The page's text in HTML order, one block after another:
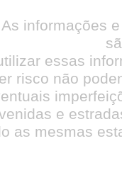
As informações
essas
risco não
e
as mesmas